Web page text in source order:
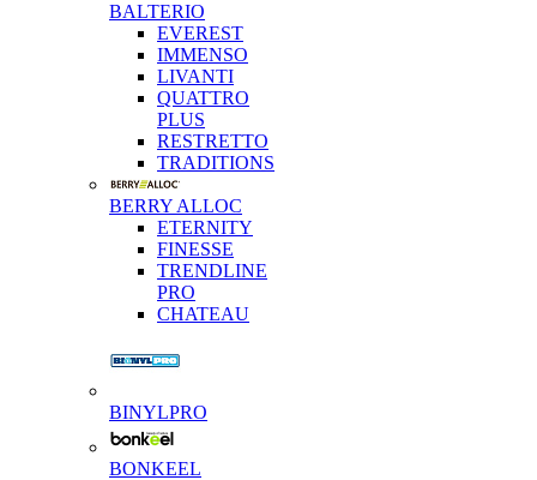
BALTERIO
EVEREST
IMMENSO
LIVANTI
QUATTRO
PLUS
RESTRETTO
TRADITIONS
BERRY ALLOC
ETERNITY
FINESSE
TRENDLINE
PRO
CHATEAU
BINYLPRO
BONKEEL